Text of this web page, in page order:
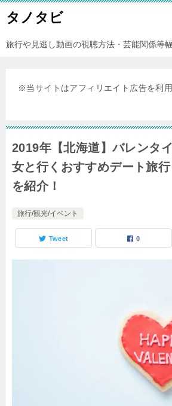
タノタビ
旅行や見逃し動画の視聴方法・芸能関係等
※当サイトはアフィリエイト広告を利用
2019年【北海道】バレンタ
女と行くおすすめデート旅
を紹介！
旅行/観光/イベント
Tweet 0